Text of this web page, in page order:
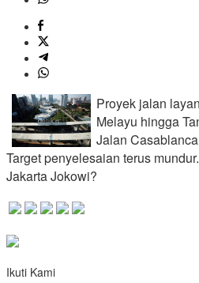
Proyek jalan
Melayu hingga
Jalan
Target penyelesaian terus
Jakarta Jokowi?
Ikuti Kami